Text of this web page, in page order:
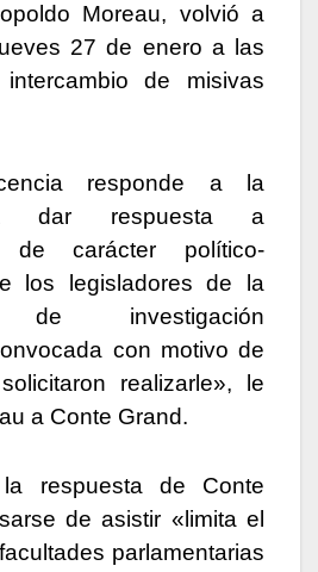
Moreau, volvió a
27 de enero a las
de misivas
responde a la
dar respuesta a
de carácter político-
los legisladores de la
de investigación
con motivo de
realizarle», le
a Conte Grand.
respuesta de Conte
de asistir «limita el
parlamentarias